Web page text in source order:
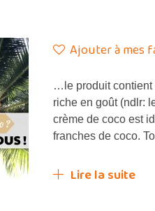
Ajouter à mes
…le produit contient
riche en goût (ndlr:
crème de coco est
franches de coco.
Lire la suite